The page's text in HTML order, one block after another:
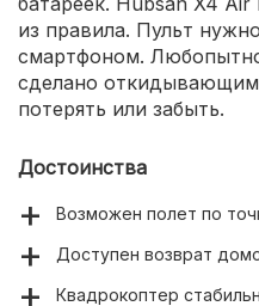
из правила. Пульт
смартфоном.
сделано
потерять или забыть.
Достоинства
Возможен полет по
Доступен возврат
Квадрокоптер